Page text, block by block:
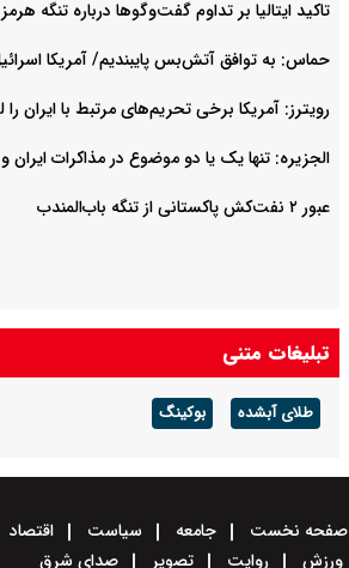
تاکید ایتالیا بر تداوم گفت‌وگوها درباره تنگه هرمز
حماس: به توافق آتش‌بس پایبندیم/ آمریکا
رویترز: آمریکا برخی تحریم‌های مرتبط با ایران
الجزیره: تنها یک یا دو موضوع در مذاکرات
عبور ۲ نفت‌کش پاکستانی از تنگه باب‌المندب
تبلیغات متنی
طلای آبشده بوکینگ
صفحه نخست جامعه سیاست اقتصاد
ورزش
روایت تصویر صدای شرق